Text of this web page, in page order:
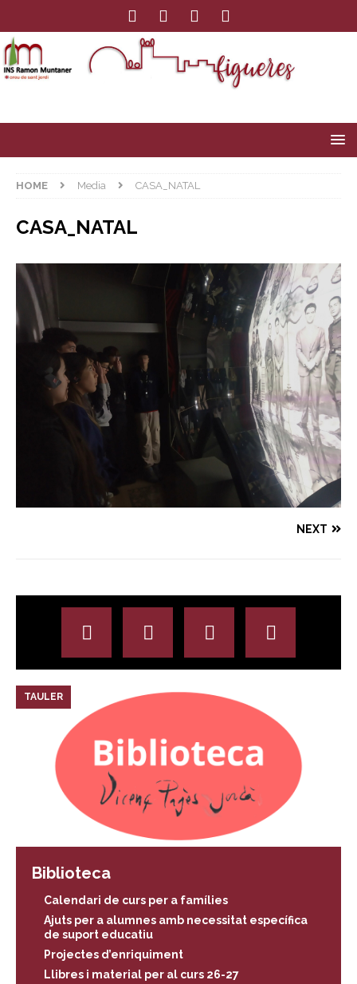
HOME Media CASA_NATAL
CASA_NATAL
NEXT
TAULER
Biblioteca
Calendari de curs per a famílies
Ajuts per a alumnes amb necessitat específica
de suport educatiu
Projectes d’enriquiment
Llibres i material per al curs 26-27